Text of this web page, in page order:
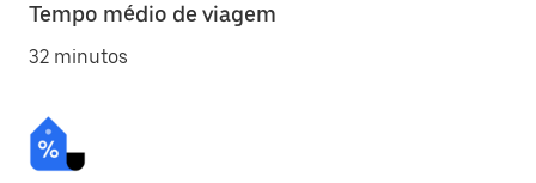
Tempo médio de viagem
32 minutos